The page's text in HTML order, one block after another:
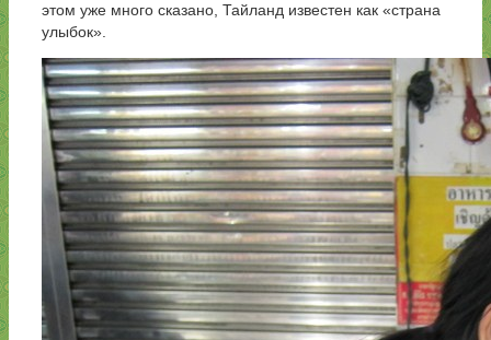
этом уже много сказано, Тайланд известен как «страна
улыбок».